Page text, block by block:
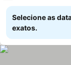
Selecione as
exatos.